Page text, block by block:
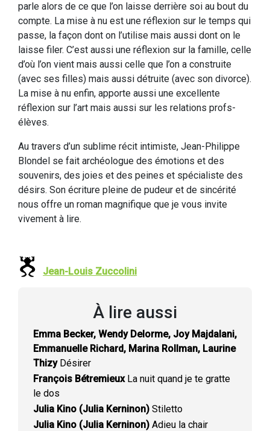
parle alors de ce que l’on laisse derrière soi au bout du
compte. La mise à nu est une réflexion sur le temps qui
passe, la façon dont on l’utilise mais aussi dont on le
laisse filer. C’est aussi une réflexion sur la famille, celle
d’où l’on vient mais aussi celle que l’on a construite
(avec ses filles) mais aussi détruite (avec son divorce).
La mise à nu enfin, apporte aussi une excellente
réflexion sur l’art mais aussi sur les relations profs-
élèves.
Au travers d’un sublime récit intimiste, Jean-Philippe
Blondel se fait archéologue des émotions et des
souvenirs, des joies et des peines et spécialiste des
désirs. Son écriture pleine de pudeur et de sincérité
nous offre un roman magnifique que je vous invite
vivement à lire.
Jean-Louis Zuccolini
À lire aussi
Emma Becker, Wendy Delorme, Joy Majdalani,
Emmanuelle Richard, Marina Rollman, Laurine
ThizyDésirer
François BétremieuxLa nuit quand je te gratte
le dos
Julia Kino (Julia Kerninon) Stiletto
Julia Kino (Julia Kerninon) Adieu la chair